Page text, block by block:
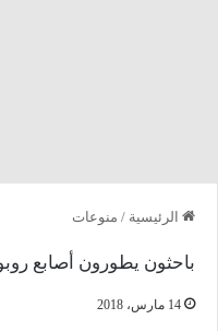
الرئيسية / منوعات
باحثون يطورون أصابع
14 مارس، 2018